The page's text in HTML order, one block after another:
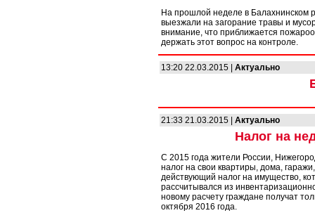
На прошлой неделе в Балахнинском
выезжали на загорание травы и
внимание, что приближается
держать этот вопрос на контроле.
13:20 22.03.2015 | Актуально
21:33 21.03.2015 | Актуально
Налог на
С 2015 года жители России,
налог на свои квартиры, дома,
действующий налог на имущество,
рассчитывался из
новому расчету граждане получат
октября 2016 года.